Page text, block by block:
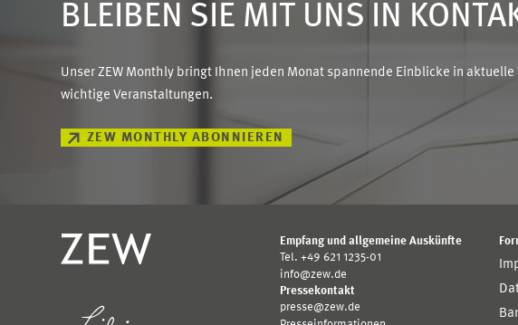
BLEIBEN SIE MIT UNS IN
Unser ZEW Monthly bringt Ihnen jeden Monat spannende Einblicke in
wichtige Veranstaltungen.
ZEW MONTHLY ABONNIEREN
Empfang und allgemeine Auskünfte
Tel. +49 621 1235-01
info@zew.de
Pressekontakt
presse@zew.de